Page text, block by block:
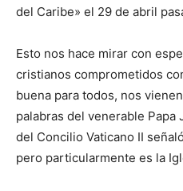
del Caribe» el 29 de abril
Esto nos hace mirar con
cristianos comprometidos
buena para todos, nos
palabras del venerable Papa
del Concilio Vaticano II
pero particularmente es la